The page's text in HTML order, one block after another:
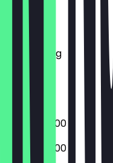
Montag
Dienstag
Mittwoch
Donnerstag
Freitag
Samstag
Sonntag
07:00 - 20:00
07:00 - 20:00